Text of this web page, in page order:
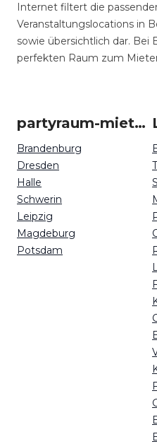
Internet filtert die
Veranstaltungslocations in
sowie übersichtlich dar. Bei
perfekten Raum zum
partyraum-mieten um Berlin
Brandenburg
Dresden
Halle
Schwerin
Leipzig
Magdeburg
Potsdam